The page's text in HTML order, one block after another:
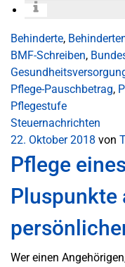
Behinderte,
BMF-Schreiben,
Pflege-Pauschbetrag,
Pflegestufe
Steuernachrichten
22. Oktober 2018 von
Pflege
Pluspunkte
Wer einen